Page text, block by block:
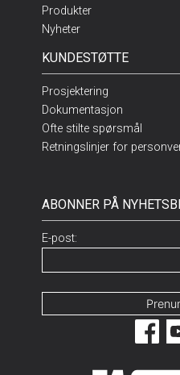
Produkter
Nyheter
KUNDESTØTTE
Prosjektering
Dokumentasjon
Ofte stilte spørsmål
Retningslinjer for
ABONNER PÅ
E-post: